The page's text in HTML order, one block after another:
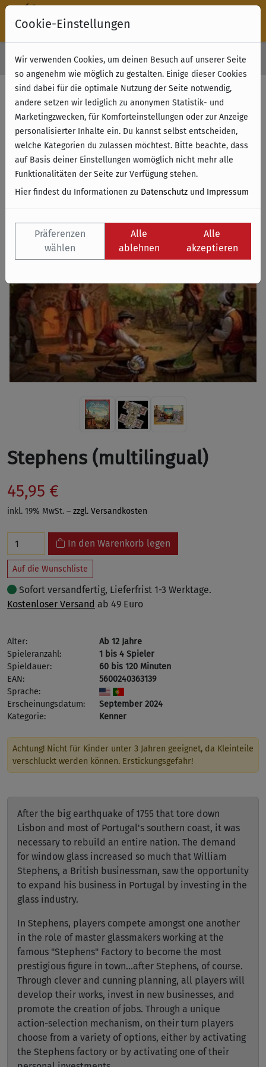
Kostenloser Versand & Retoure ab 49 € (innerhalb Deutschlands)
Stephens (multilingual)
45,95 €
inkl. 19% MwSt. – zzgl. Versandkosten
In den Warenkorb legen
Auf die Wunschliste
Sofort versandfertig, Lieferfrist 1-3 Werktage.
Kostenloser Versand ab 49 Euro
Alter:
Ab 12 Jahre
Spieleranzahl:
1 bis 4 Spieler
Spieldauer:
60 bis 120 Minuten
EAN:
5600240363139
Sprache:
Erscheinungsdatum:
September 2024
Kategorie:
Kenner
Achtung! Nicht für Kinder unter 3 Jahren geeignet, da Kleinteile
verschluckt werden können. Erstickungsgefahr!
After the big earthquake of 1755 that tore down
Lisbon and most of Portugal's southern coast, it was
necessary to rebuild an entire nation. The demand
for window glass increased so much that William
Stephens, a British businessman, saw the opportunity
to expand his business in Portugal by investing in the
glass industry.
In Stephens, players compete amongst one another
in the role of master glassmakers working at the
famous "Stephens" Factory to become the most
prestigious figure in town...after Stephens, of course.
Through clever and cunning planning, all players will
develop their works, invest in new businesses, and
promote the creation of jobs. Through a unique
action-selection mechanism, on their turn players
choose from a variety of options, either by activating
the Stephens factory or by activating one of their
Cookie-Einstellungen
Wir verwenden Cookies, um deinen Besuch auf unserer Seite
so angenehm wie möglich zu gestalten. Einige dieser Cookies
sind dabei für die optimale Nutzung der Seite notwendig,
andere setzen wir lediglich zu anonymen Statistik- und
Marketingzwecken, für Komforteinstellungen oder zur Anzeige
personalisierter Inhalte ein. Du kannst selbst entscheiden,
welche Kategorien du zulassen möchtest. Bitte beachte, dass
auf Basis deiner Einstellungen womöglich nicht mehr alle
Funktionalitäten der Seite zur Verfügung stehen.
Hier findest du Informationen zu Datenschutz und Impressum
Präferenzen
wählen
Alle
ablehnen
Alle
akzeptieren